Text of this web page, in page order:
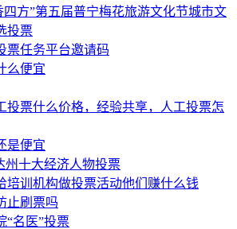
四方”第五届普宁梅花旅游文化节城市文
投票
票任务平台邀请码
么便宜
投票什么价格，经验共享，人工投票怎
是便宜
州十大经济人物投票
培训机构做投票活动他们赚什么钱
止刷票吗
“名医”投票